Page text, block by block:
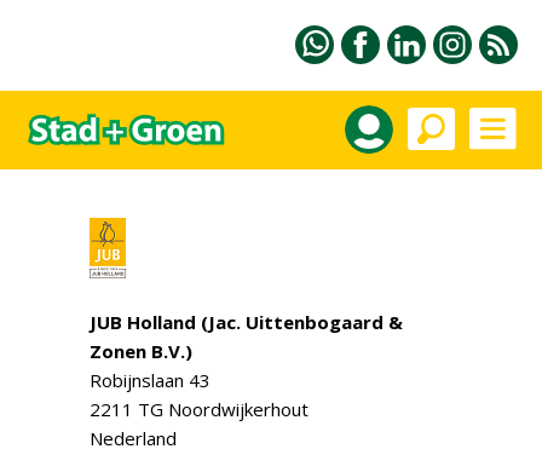
JUB Holland (Jac. Uittenbogaard &
Zonen B.V.)
Robijnslaan 43
2211 TG Noordwijkerhout
Nederland